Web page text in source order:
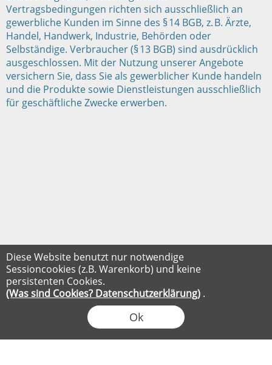
Diese Website benutzt nur notwendige
Sessioncookies (z.B. Warenkorb) und keine
persistenten Cookies.
(Was sind Cookies? Datenschutzerklärung) .
Ok
Vertragsbedingungen richten sich ausschließlich an
gewerbliche Kunden im Sinne des § 14 BGB, z. B. Ärzte,
Handel, Handwerk, Industrie, Behörden oder
Selbständige. Verbraucher (§ 13 BGB) sind ausdrücklich
ausgeschlossen. Mit der Nutzung unserer Angebote
versichern Sie, dass Sie als gewerblicher Kunde handeln
und die Produkte sowie Dienstleistungen ausschließlich
für geschäftliche Zwecke erwerben.
FLOW® SHOPSOFTWARE